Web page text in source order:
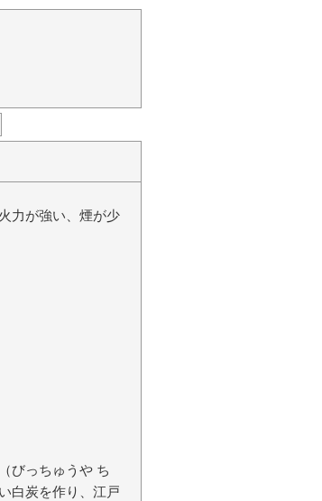
力が強い、煙が少
びっちゅうや ち
白炭を作り、江戸